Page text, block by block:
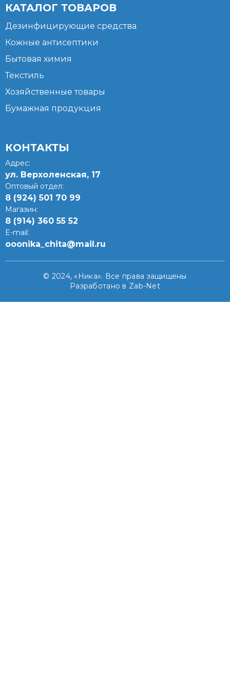
КАТАЛОГ ТОВАРОВ
Дезинфицирующие средства
Кожные антисептики
Бытовая химия
Текстиль
Хозяйственные товары
Бумажная продукция
КОНТАКТЫ
Адрес:
ул. Верхоленская, 17​
Оптовый отдел:
8 (924) 501 70 99
Магазин:
8 (914) 360 55 52
E-mail:
ooonika_chita@mail.ru
© 2024, «Ника». Все права защищены
Разработано в Zab-Net